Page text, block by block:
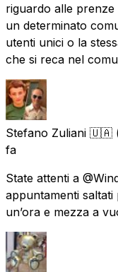
riguardo alle
un determinato
utenti unici o la
che si reca nel
Stefano Zuliani 🇺🇦
fa
State attenti a
appuntamenti
un’ora e mezza a